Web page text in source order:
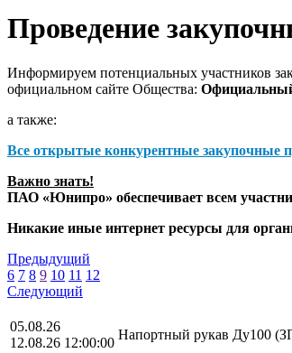
Проведение
Информируем потенциальных участников
официальном сайте Общества:
а также:
Все открытые конкурентные закупочные
Важно знать!
ПАО «Юнипро» обеспечивает всем
Никакие иные интернет ресурсы для
Предыдущий
6 7 8 9 10 11 12
Следующий
05.08.26
12.08.26 12:00:00
Напортный рукав Ду100